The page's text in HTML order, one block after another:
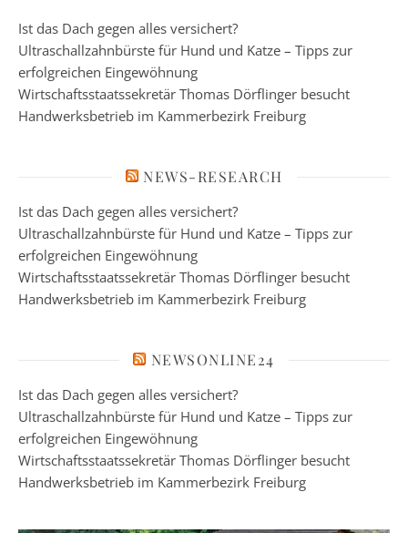
Ist das Dach gegen alles versichert?
Ultraschallzahnbürste für Hund und Katze – Tipps zur
erfolgreichen Eingewöhnung
Wirtschaftsstaatssekretär Thomas Dörflinger besucht
Handwerksbetrieb im Kammerbezirk Freiburg
NEWS-RESEARCH
Ist das Dach gegen alles versichert?
Ultraschallzahnbürste für Hund und Katze – Tipps zur
erfolgreichen Eingewöhnung
Wirtschaftsstaatssekretär Thomas Dörflinger besucht
Handwerksbetrieb im Kammerbezirk Freiburg
NEWSONLINE24
Ist das Dach gegen alles versichert?
Ultraschallzahnbürste für Hund und Katze – Tipps zur
erfolgreichen Eingewöhnung
Wirtschaftsstaatssekretär Thomas Dörflinger besucht
Handwerksbetrieb im Kammerbezirk Freiburg